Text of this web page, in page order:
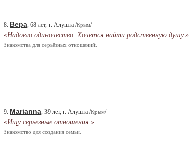
8. Вера, 68 лет, г. Алушта /Крым/
«Надоело одиночество. Хочется найти родственную душу.»
Знакомства для серьёзных отношений.
9. Marianna, 39 лет, г. Алушта /Крым/
«Ищу серьезные отношения.»
Знакомство для создания семьи.